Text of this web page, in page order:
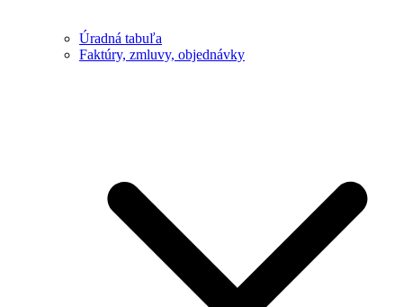
Úradná tabuľa
Faktúry, zmluvy, objednávky